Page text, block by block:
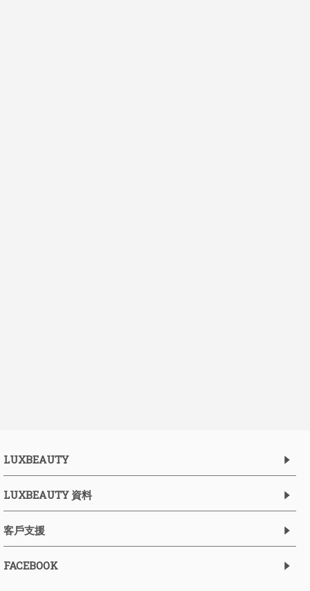
LUXBEAUTY
LUXBEAUTY 資料
客戶支援
FACEBOOK